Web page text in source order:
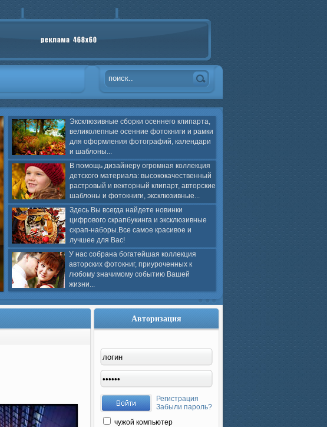
Эксклюзивные сборки осеннего клипарта,
великолепные осенние фотокниги и рамки
для оформления фотографий, календари
и шаблоны...
В помощь дизайнеру огромная коллекция
детского материала: высококачественный
растровый и векторный клипарт, авторские
шаблоны и фотокниги, эксклюзивные...
Здесь Вы всегда найдете новинки
цифрового скрапбукинга и эксклюзивные
скрап-наборы.Все самое красивое и
лучшее для Вас!
У нас собрана богатейшая коллекция
авторских фотокниг, приуроченных к
любому значимому событию Вашей
жизни...
Авторизация
Регистрация
Забыли пароль?
чужой компьютер